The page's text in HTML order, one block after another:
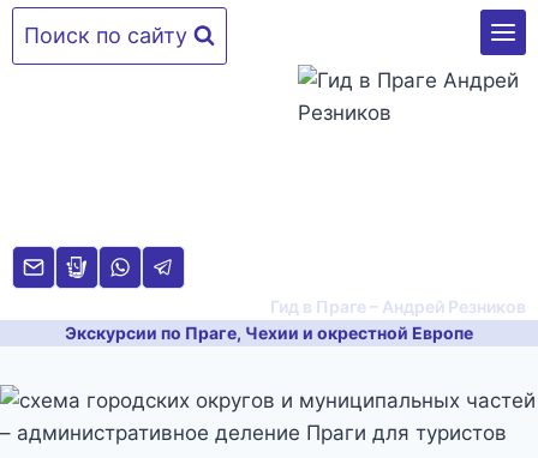
Перейти
Поиск по сайту
Гид в Праге – Андрей Резников
Экскурсии по Праге, Чехии и окрестной Европе